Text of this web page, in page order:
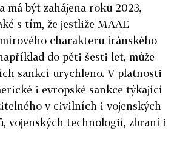
má být zahájena roku 2023,
s tím, že jestliže MAAE
charakteru íránského
do pěti šesti let, může
sankcí urychleno. V platnosti
i evropské sankce týkající
v civilních i vojenských
vojenských technologií, zbraní i